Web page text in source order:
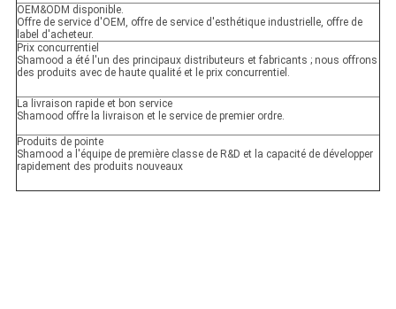
OEM&ODM disponible.
Offre de service d'OEM, offre de service d'esthétique industrielle, offre de
label d'acheteur.
Prix concurrentiel
Shamood a été l'un des principaux distributeurs et fabricants ; nous offrons
des produits avec de haute qualité et le prix concurrentiel.
La livraison rapide et bon service
Shamood offre la livraison et le service de premier ordre.
Produits de pointe
Shamood a l'équipe de première classe de R&D et la capacité de développer
rapidement des produits nouveaux